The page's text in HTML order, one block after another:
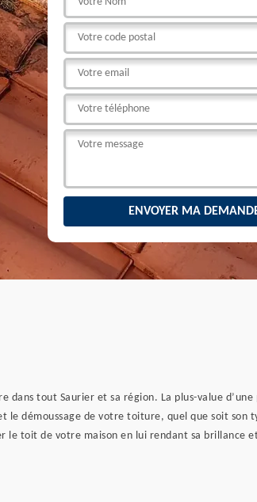
tout Saurier et sa région. La plus-value
le démoussage de votre toiture, quel que soit son
le toit de votre maison en lui rendant sa brillance